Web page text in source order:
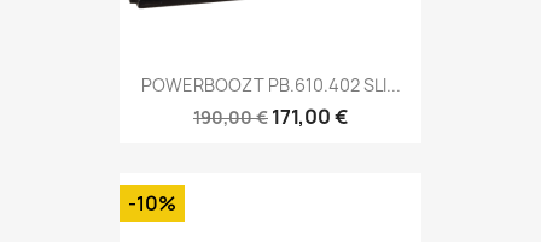
POWERBOOZT PB.610.402 SLI...
190,00 € 171,00 €
-10%